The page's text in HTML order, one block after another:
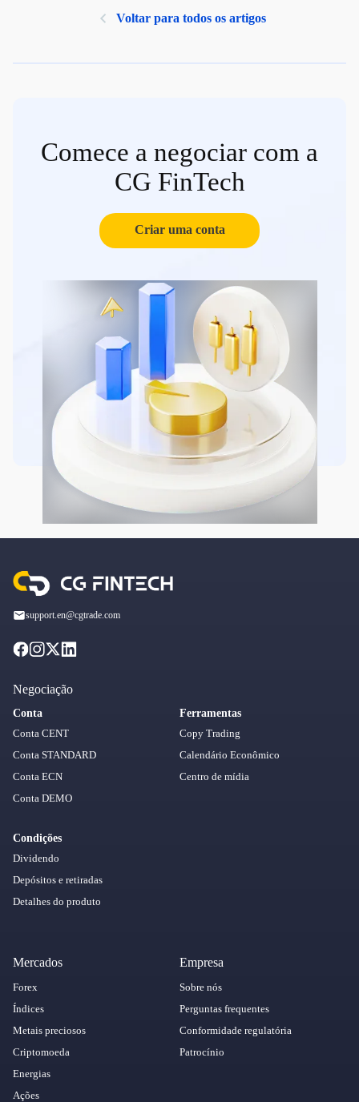
Voltar para todos os artigos
Comece a negociar com a
CG FinTech
Criar uma conta
support.en@cgtrade.com
Negociação
Conta
Conta CENT
Conta STANDARD
Conta ECN
Conta DEMO
Condições
Dividendo
Depósitos e retiradas
Detalhes do produto
Ferramentas
Copy Trading
Calendário Econômico
Centro de mídia
Mercados
Forex
Índices
Metais preciosos
Criptomoeda
Energias
Ações
Empresa
Sobre nós
Perguntas frequentes
Conformidade regulatória
Patrocínio